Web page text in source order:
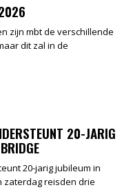
zijn mbt de verschillende
dit zal in de
20-JARIG
20-jarig jubileum in
zaterdag reisden drie